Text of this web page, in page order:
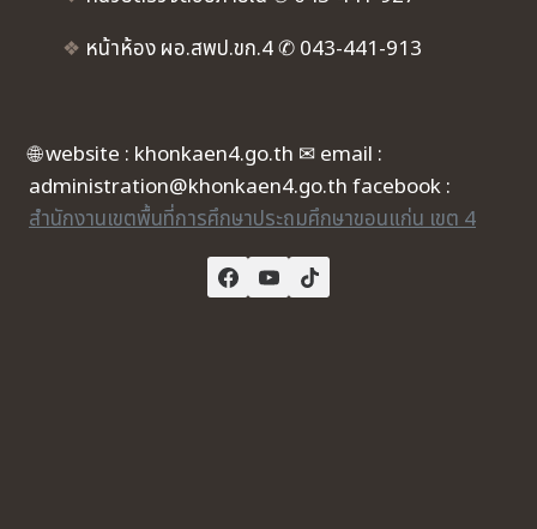
❖ หน้าห้อง ผอ.สพป.ขก.4 ✆ 043-441-913
🌐 website : khonkaen4.go.th ✉ email :
administration@khonkaen4.go.th facebook :
สำนักงานเขตพื้นที่การศึกษาประถมศึกษาขอนแก่น เขต 4